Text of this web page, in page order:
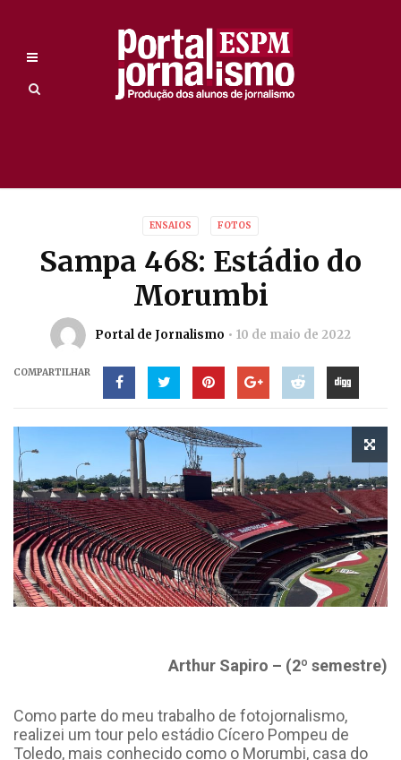
ENSAIOS FOTOS
Sampa 468: Estádio do
Morumbi
Portal de Jornalismo 10 de maio de 2022
COMPARTILHAR
Arthur Sapiro – (2º semestre)
Como parte do meu trabalho de fotojornalismo,
realizei um tour pelo estádio Cícero Pompeu de
Toledo, mais conhecido como o Morumbi, casa do